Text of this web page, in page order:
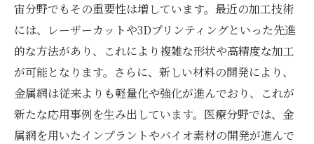
宙分野でもその重要性は増しています。最近の加工技術
には、レーザーカットや3Dプリンティングといった先進
的な方法があり、これにより複雑な形状や高精度な加工
が可能となります。さらに、新しい材料の開発により、
金属網は従来よりも軽量化や強化が進んでおり、これが
新たな応用事例を生み出しています。医療分野では、金
属網を用いたインプラントやバイオ素材の開発が進んで